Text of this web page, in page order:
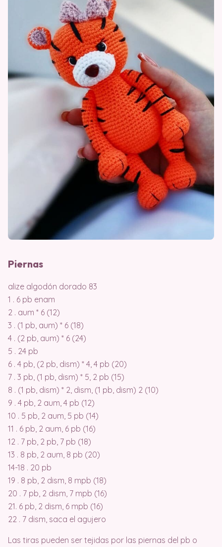
Piernas
alize algodón dorado 83
1 . 6 pb enam
2 . aum * 6 (12)
3 . (1 pb, aum) * 6 (18)
4 . (2 pb, aum) * 6 (24)
5 . 24 pb
6 . 4 pb, (2 pb, dism) * 4, 4 pb (20)
7 . 3 pb, (1 pb, dism) * 5, 2 pb (15)
8 . (1 pb, dism) * 2, dism, (1 pb, dism) 2 (10)
9 . 4 pb, 2 aum, 4 pb (12)
10 . 5 pb, 2 aum, 5 pb (14)
11 . 6 pb, 2 aum, 6 pb (16)
12 . 7 pb, 2 pb, 7 pb (18)
13 . 8 pb, 2 aum, 8 pb (20)
14-18 . 20 pb
19 . 8 pb, 2 dism, 8 mpb (18)
20 . 7 pb, 2 dism, 7 mpb (16)
21. 6 pb, 2 dism, 6 mpb (16)
22 . 7 dism, saca el agujero
Las tiras pueden ser tejidas por las piernas del pb o